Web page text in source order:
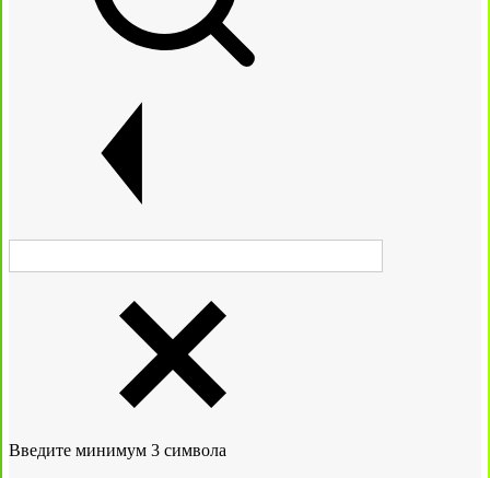
Введите минимум 3 символа